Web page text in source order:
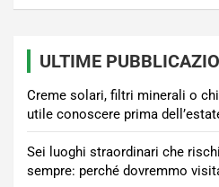
ULTIME
Creme solari, filtri minerali o
utile conoscere prima
Sei luoghi straordinari che
sempre: perché dovremmo